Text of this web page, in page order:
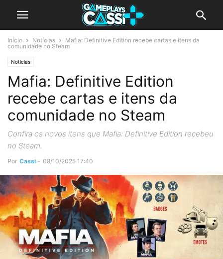
Início Notícias
Mafia: Definitive Edition recebe cartas e itens da
comunidade no Steam
Notícias
Mafia: Definitive Edition
recebe cartas e itens da
comunidade no Steam
Confira os novos itens que Mafia: Definitive Edition recebeu
no Steam.
Por Cassi - 08/10/2025 17:40